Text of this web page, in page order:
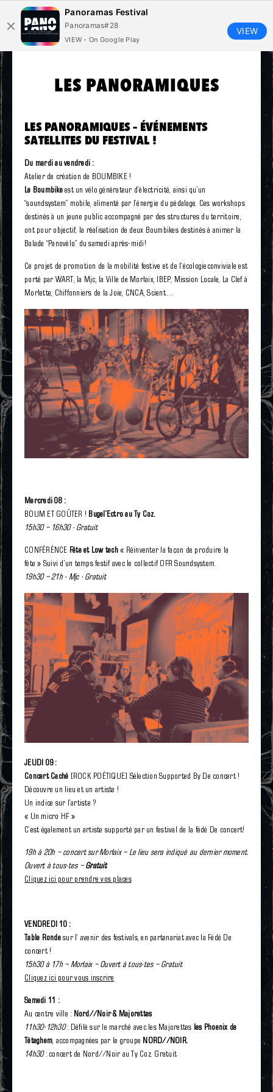
LES PANORAMIQUES
LES PANORAMIQUES – ÉVÉNEMENTS
SATELLITES DU FESTIVAL !
Du mardi au vendredi :
Atelier de création de BOUMBIKE !
Le Boumbikeest un vélo générateur d’électricité, ainsi qu’un
“soundsystem” mobile, alimenté par l’énergie du pédalage. Ces workshops
destinés à un jeune public accompagné par des structures du territoire,
ont pour objectif, la réalisation de deux Boumbikes destinés à animer la
Balade “Panovélo” du samedi après-midi!
Ce projet de promotion de la mobilité festive et de l’écologieconviviale est
porté par WART, la Mjc, la Ville de Morlaix, IBEP, Mission Locale, La Clef à
Morlette, Chiffonniers de la Joie, CNCA, Scient…
Mercredi 08 :
BOUM ET GOÛTER ! Bugel’Ectro au Ty Coz.
15h30 – 16h30 · Gratuit
CONFÉRÉNCE Fête et Low tech« Réinventer la façon de produire la
fête » Suivi d’un temps festif avec le collectif OFR Soundsystem.
19h30 – 21h · Mjc · Gratuit
JEUDI 09 :
Concert Caché [ROCK POÉTIQUE] Sélection Supported By De concert !
Découvre un lieu et un artiste !
Un indice sur l’artiste ?
« Un micro HF »
C’est également un artiste supporté par un festival de la fédé De concert!
19h à 20h – concert sur Morlaix – Le lieu sera indiqué au dernier moment.
Ouvert à tous·tes –Gratuit
Cliquez ici pour prendre vos places
VENDREDI 10 :
Table Rondesur l’ avenir des festivals, en partenariat avec la Fédé De
concert !
15h30 à 17h – Morlaix – Ouvert à tous·tes – Gratuit
Cliquez ici pour vous inscrire
Samedi 11 :
Au centre ville : Nord//Noir & Majorettes
11h30-12h30: Défilé sur le marché avec les Majorettes les Phoenix de
Téteghem, accompagnées par le groupe NORD//NOIR.
14h30: concert de Nord//Noir au Ty Coz. Gratuit
Panoramas Festival
Panoramas#28
VIEW - On Google Play
VIEW